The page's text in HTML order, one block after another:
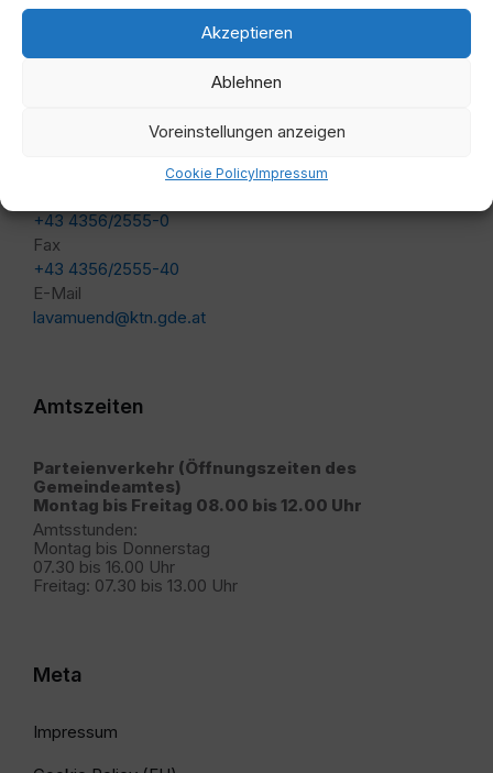
Akzeptieren
Ablehnen
Voreinstellungen anzeigen
Cookie PolicyImpressum
+43 4356/2555-0
Fax
+43 4356/2555-40
E-Mail
lavamuend@ktn.gde.at
Amtszeiten
Parteienverkehr (Öffnungszeiten des
Gemeindeamtes)
Montag bis Freitag 08.00 bis 12.00 Uhr
Amtsstunden:
Montag bis Donnerstag
07.30 bis 16.00 Uhr
Freitag: 07.30 bis 13.00 Uhr
Meta
Impressum